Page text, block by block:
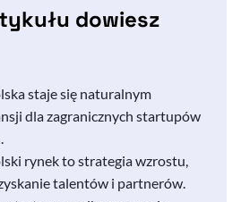
dowiesz
staje się naturalnym
dla zagranicznych startupów
rynek to strategia wzrostu,
talentów i partnerów.